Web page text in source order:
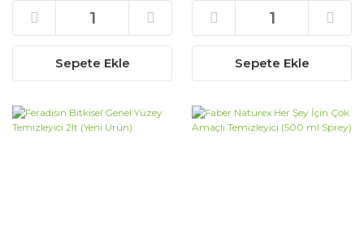
Sepete Ekle Sepete Ekle